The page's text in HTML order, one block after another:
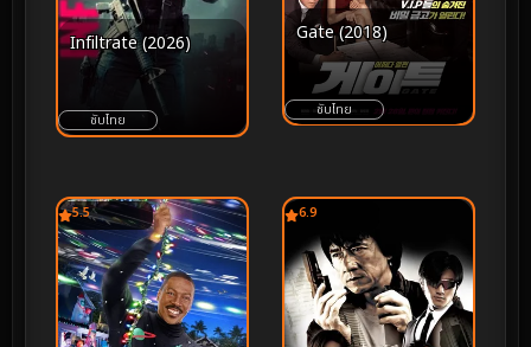
Infiltrate (2026)
ซับไทย
Gate (2018)
ซับไทย
5.5 6.9